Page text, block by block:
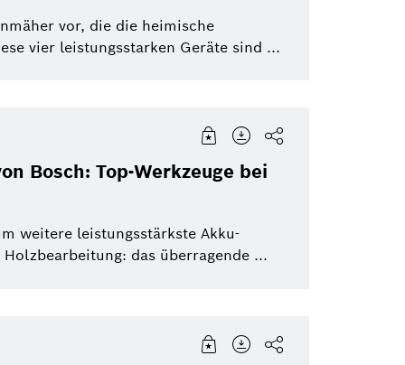
vor, die die heimische
vier leistungsstarken Geräte sind ...
Bosch: Top-Werkzeuge bei
weitere leistungsstärkste Akku-
das überragende ...